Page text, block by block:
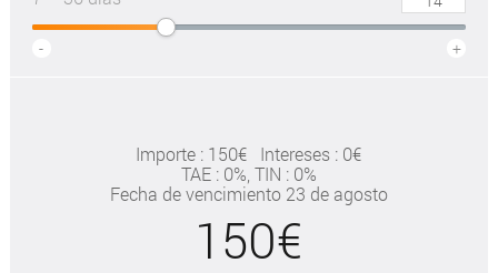
- +
Importe : 150€
Intereses : 0€
TAE: 0% , TIN : 0%
Fecha de vencimiento 23 de agosto
150€